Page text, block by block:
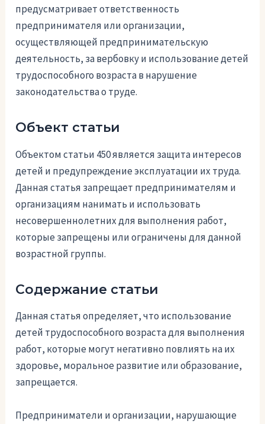
предусматривает ответственность
предпринимателя или организации,
осуществляющей предпринимательскую
деятельность, за вербовку и использование детей
трудоспособного возраста в нарушение
законодательства о труде.
Объект статьи
Объектом статьи 450 является защита интересов
детей и предупреждение эксплуатации их труда.
Данная статья запрещает предпринимателям и
организациям нанимать и использовать
несовершеннолетних для выполнения работ,
которые запрещены или ограничены для данной
возрастной группы.
Содержание статьи
Данная статья определяет, что использование
детей трудоспособного возраста для выполнения
работ, которые могут негативно повлиять на их
здоровье, моральное развитие или образование,
запрещается.
Предприниматели и организации, нарушающие